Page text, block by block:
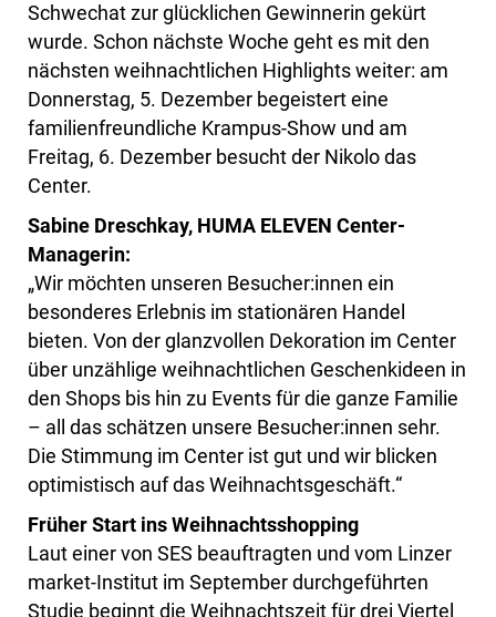
Schwechat zur glücklichen Gewinnerin gekürt
wurde. Schon nächste Woche geht es mit den
nächsten weihnachtlichen Highlights weiter: am
Donnerstag, 5. Dezember begeistert eine
familienfreundliche Krampus-Show und am
Freitag, 6. Dezember besucht der Nikolo das
Center.
Sabine Dreschkay, HUMA ELEVEN Center-
Managerin:
„Wir möchten unseren Besucher:innen ein
besonderes Erlebnis im stationären Handel
bieten. Von der glanzvollen Dekoration im Center
über unzählige weihnachtlichen Geschenkideen in
den Shops bis hin zu Events für die ganze Familie
– all das schätzen unsere Besucher:innen sehr.
Die Stimmung im Center ist gut und wir blicken
optimistisch auf das Weihnachtsgeschäft.“
Früher Start ins Weihnachtsshopping
Laut einer von SES beauftragten und vom Linzer
market-Institut im September durchgeführten
Studie beginnt die Weihnachtszeit für drei Viertel